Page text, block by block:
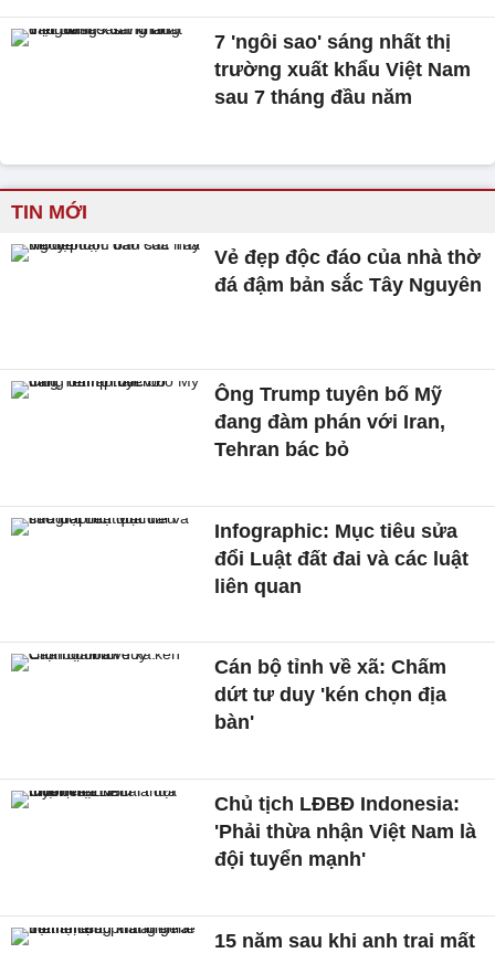
7 'ngôi sao' sáng nhất thị
trường xuất khẩu Việt Nam
sau 7 tháng đầu năm
TIN MỚI
Vẻ đẹp độc đáo của nhà thờ
đá đậm bản sắc Tây Nguyên
Ông Trump tuyên bố Mỹ
đang đàm phán với Iran,
Tehran bác bỏ
Infographic: Mục tiêu sửa
đổi Luật đất đai và các luật
liên quan
Cán bộ tỉnh về xã: Chấm
dứt tư duy 'kén chọn địa
bàn'
Chủ tịch LĐBĐ Indonesia:
'Phải thừa nhận Việt Nam là
đội tuyển mạnh'
15 năm sau khi anh trai mất